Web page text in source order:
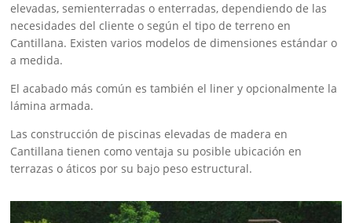
elevadas, semienterradas o enterradas, dependiendo de las
necesidades del cliente o según el tipo de terreno en
Cantillana. Existen varios modelos de dimensiones estándar o
a medida.
El acabado más común es también el liner y opcionalmente la
lámina armada.
Las construcción de piscinas elevadas de madera en
Cantillana tienen como ventaja su posible ubicación en
terrazas o áticos por su bajo peso estructural.